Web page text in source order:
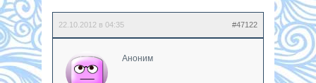
22.10.2012 в 04:35 #47122
Аноним